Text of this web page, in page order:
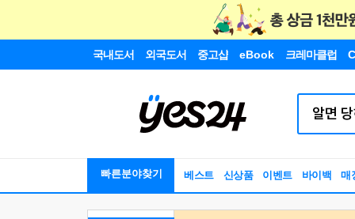
국내도서 외국도서 중고샵 eBook 크레마클럽
빠른분야찾기 베스트 신상품 이벤트 바이백 매